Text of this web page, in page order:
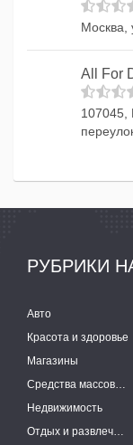
Москва,
All For
107045,
РУБРИКИ
Авто
Красота и здоровье
Магазины
Средства массовой информации
Недвижимость
Отдых и развлечения